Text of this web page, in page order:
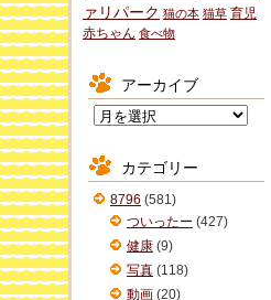
ァリパーク 猫の本 猫草 育児
赤ちゃん 食べ物
アーカイブ
イ
ブ
カテゴリー
8796 (581)
ついったー (427)
健康 (9)
写真 (118)
動画 (20)